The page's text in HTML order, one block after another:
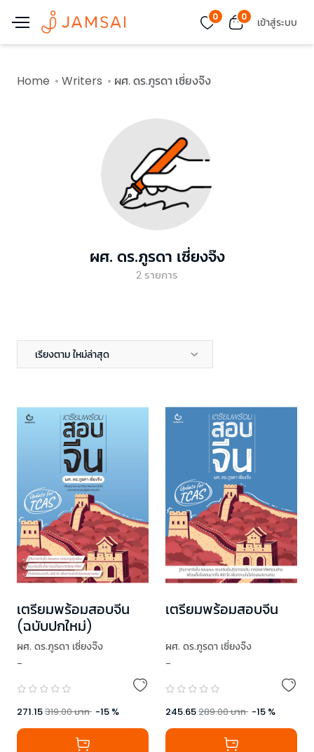
0 0 เข้าสู่ระบบ
Home Writers ผศ. ดร.ภูรดา เซี่ยงจ๊ง
ผศ. ดร.ภูรดา เซี่ยงจ๊ง
2รายการ
เรียงตาม ใหม่ล่าสุด
เตรียมพร้อมสอบจีน
(ฉบับปกใหม่)
ผศ. ดร.ภูรดา เซี่ยงจ๊ง
-
271.15319.00บาท -15 %
เตรียมพร้อมสอบจีน
ผศ. ดร.ภูรดา เซี่ยงจ๊ง
-
245.65289.00บาท -15 %